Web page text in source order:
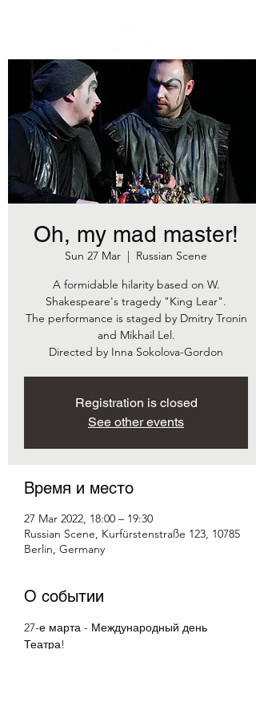
Oh, my mad master!
Sun 27 Mar
  |
Russian Scene
A formidable hilarity based on W.
Shakespeare's tragedy "King Lear".
The performance is staged by Dmitry Tronin
and Mikhail Lel.
Directed by Inna Sokolova-Gordon
Registration is closed
See other events
Время и место
27 Mar 2022, 18:00 – 19:30
Russian Scene, Kurfürstenstraße 123, 10785
Berlin, Germany
О событии
27-е марта - Международный день
Театра!